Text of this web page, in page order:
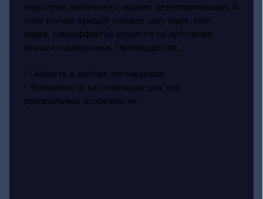
индустрии, используют модель децентрализации. В
этом случае каждый элемент шоу (звук, свет,
видео, спецэффекты) отдается на аутсорсинг
разным подрядчикам. Преимущества:
- Гибкость в выборе поставщиков.
- Возможность кастомизации шоу под
региональные особенности.